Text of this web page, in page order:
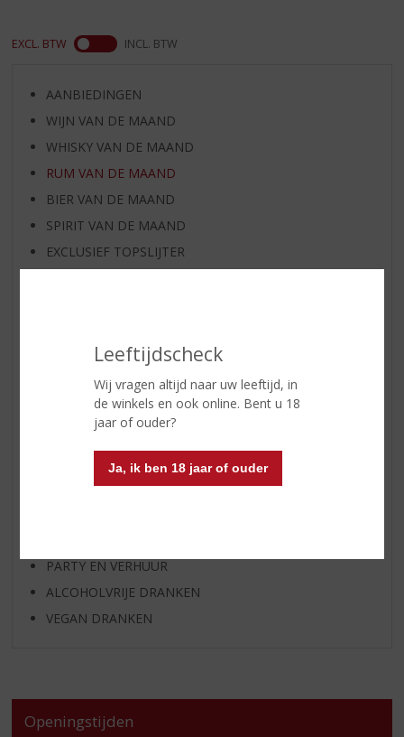
Leeftijdscheck
Wij vragen altijd naar uw leeftijd, in
de winkels en ook online. Bent u 18
jaar of ouder?
Ja, ik ben 18 jaar of ouder
EXCL. BTW INCL. BTW
AANBIEDINGEN
WIJN VAN DE MAAND
WHISKY VAN DE MAAND
RUM VAN DE MAAND
BIER VAN DE MAAND
SPIRIT VAN DE MAAND
EXCLUSIEF TOPSLIJTER
APERITIEF
GEDISTILLEERD OVERIG
SHOTJES
KANT EN KLAAR
FRISDRANK
GLASWERK
PARTY EN VERHUUR
ALCOHOLVRIJE DRANKEN
VEGAN DRANKEN
Openingstijden